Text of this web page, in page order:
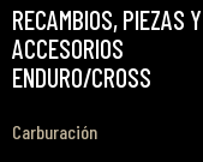
RECAMBIOS, PIEZAS Y
ACCESORIOS
ENDURO/CROSS
Carburación